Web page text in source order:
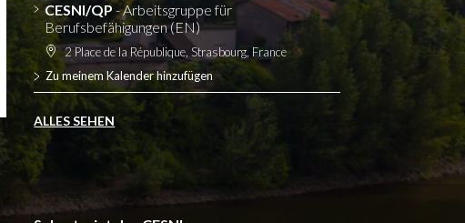
CESNI/QP - Arbeitsgruppe für
Berufsbefähigungen (EN)
2 Place de la République, Strasbourg, France
Zu meinem Kalender hinzufügen
ALLES SEHEN